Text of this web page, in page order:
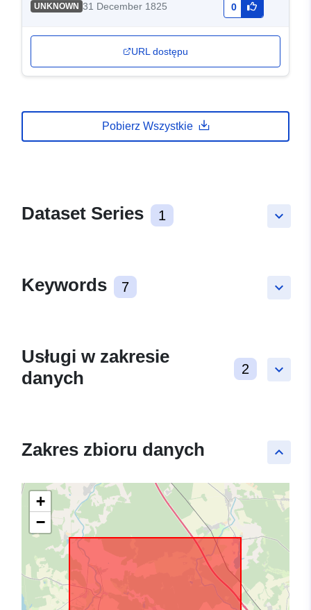
UNKNOWN 31 December 1825 0
URL dostępu
Pobierz Wszystkie
keyboard_arrow_down
Dataset Series 1
keyboard_arrow_down
Keywords 7
keyboard_arrow_down
Usługi w zakresie
danych
2
keyboard_arrow_up
Zakres zbioru danych
+
−